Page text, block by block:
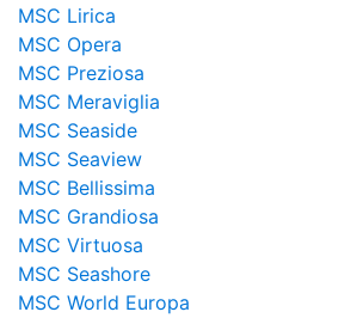
MSC Lirica
MSC Opera
MSC Preziosa
MSC Meraviglia
MSC Seaside
MSC Seaview
MSC Bellissima
MSC Grandiosa
MSC Virtuosa
MSC Seashore
MSC World Europa